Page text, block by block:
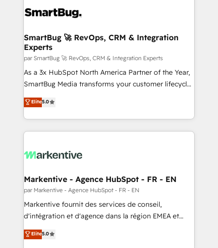
SmartBug 🚀 RevOps, CRM & Integration
Experts
par SmartBug 🚀 RevOps, CRM & Integration Experts
As a 3x HubSpot North America Partner of the Year,
SmartBug Media transforms your customer lifecycle
into a revenue engine. Our unified ecosystem
includes specialized divisions Globalia (AI &
Software) and Point Success Media (Paid Media),
making this the official home for all three brands. 🔄
and system integrations powered by Globalia’s
trainers to drive platform adoption. 📈 Revenue
Generation - Full-funnel marketing and high-
performance advertising via Point Success Media. -
Expert deployment of Breeze AI and custom agents
accreditations and deep HIPAA-compliance
Elite5.0
Markentive - Agence HubSpot - FR - EN
par Markentive - Agence HubSpot - FR - EN
Markentive fournit des services de conseil,
d'intégration et d'agence dans la région EMEA et
North America. Avec plus de 115 experts en
marketing automation, Growth, Revops, CRM et
Elite5.0